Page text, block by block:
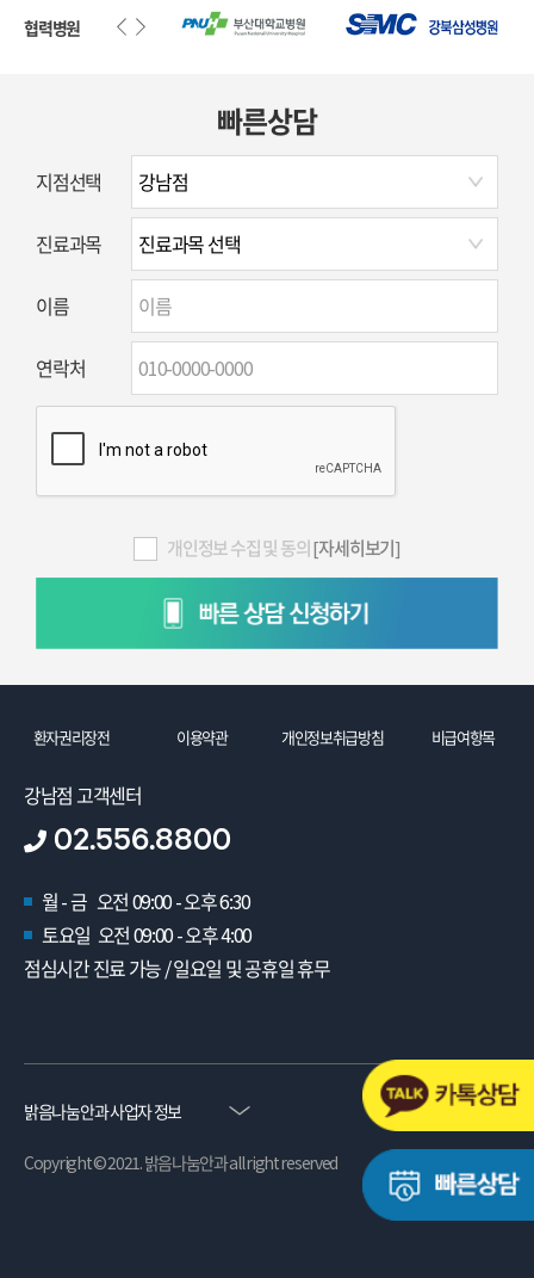
협력병원
빠른상담
지점선택
진료과목
이름
연락처
개인정보 수집 및 동의[자세히보기]
환자권리장전 이용약관 개인정보취급방침 비급여항목
강남점 고객센터
02.556.8800
월 - 금 오전 09:00 - 오후 6:30
토요일 오전 09:00 - 오후 4:00
점심시간 진료 가능 / 일요일 및 공휴일 휴무
밝음나눔안과 사업자 정보
Copyright © 2021. 밝음나눔안과 all right reserved